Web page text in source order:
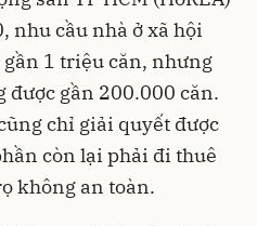
nhu cầu nhà ở xã hội
1 triệu căn, nhưng
được gần 200.000 căn.
chỉ giải quyết được
còn lại phải đi thuê
không an toàn.